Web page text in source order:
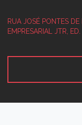
RUA JOSÉ PONTES
EMPRESARIAL JTR,